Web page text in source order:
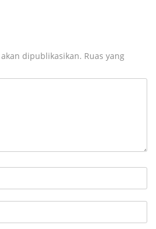
dipublikasikan. Ruas yang